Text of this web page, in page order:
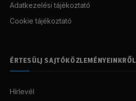
Adatkezelési tájékoztató
Cookie tájékoztató
ÉRTESÜLJ SAJTÓKÖZLEMÉNYEINKRŐL
Hírlevél